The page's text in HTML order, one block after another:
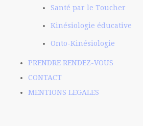
Santé par le Toucher
Kinésiologie éducative
Onto-Kinésiologie
PRENDRE RENDEZ-VOUS
CONTACT
MENTIONS LEGALES